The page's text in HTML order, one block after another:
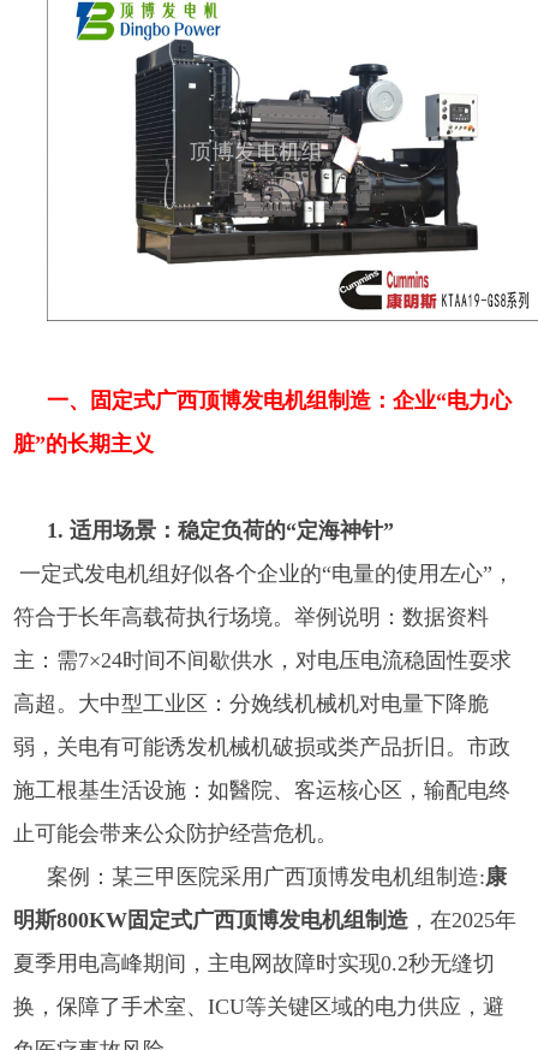
一、固定式广西顶博发电机组制造：企业“电力心
脏”的长期主义
1. 适用场景：稳定负荷的“定海神针”
一定式发电机组好似各个企业的“电量的使用左心”，
符合于长年高载荷执行场境。举例说明：数据资料
主：需7×24时间不间歇供水，对电压电流稳固性耍求
高超。大中型工业区：分娩线机械机对电量下降脆
弱，关电有可能诱发机械机破损或类产品折旧。市政
施工根基生活设施：如醫院、客运核心区，输配电终
止可能会带来公众防护经营危机。
案例：某三甲医院采用 广西顶博发电机组制造:康
明斯800KW固定式广西顶博发电机组制造 ，在2025年
夏季用电高峰期间，主电网故障时实现0.2秒无缝切
换，保障了手术室、ICU等关键区域的电力供应，避